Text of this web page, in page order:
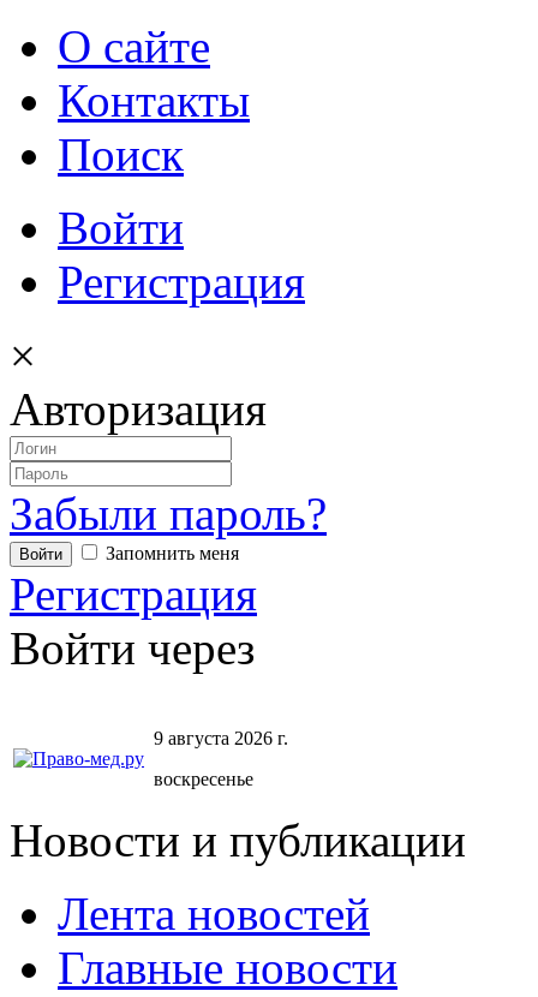
О сайте
Контакты
Поиск
Войти
Регистрация
×
Авторизация
Забыли пароль?
Запомнить меня
Регистрация
Войти через
9 августа 2026 г.
воскресенье
Новости и публикации
Лента новостей
Главные новости